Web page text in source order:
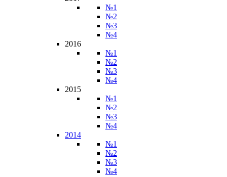
№1
№2
№3
№4
2016
№1
№2
№3
№4
2015
№1
№2
№3
№4
2014
№1
№2
№3
№4